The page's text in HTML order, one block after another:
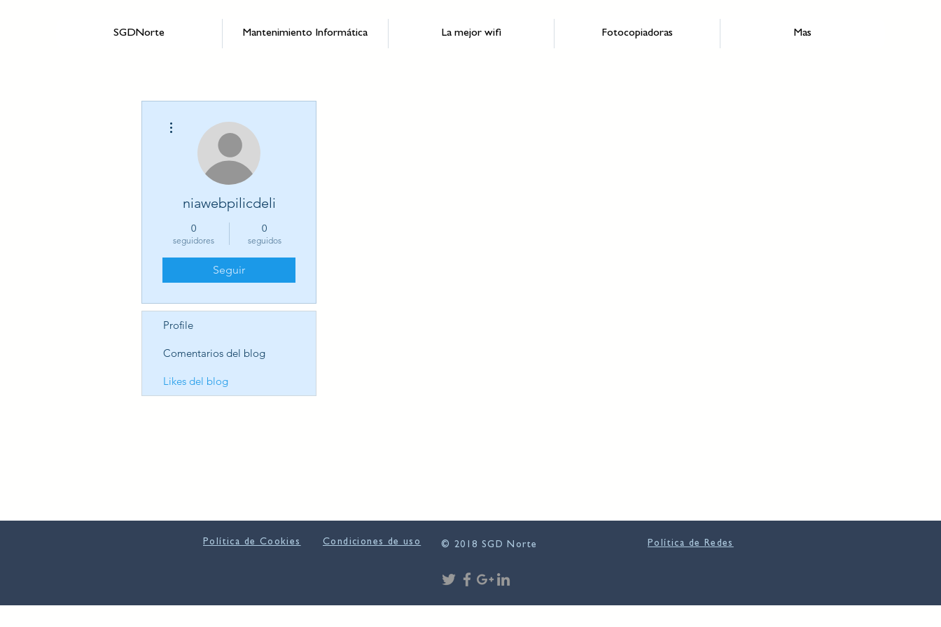
SGDNorte Mantenimiento Informática La mejor wifi Fotocopiadoras Mas
niawebpilicdeli
0
seguidores
0
seguidos
Seguir
Profile
Comentarios del blog
Likes del blog
Política de Cookies Condiciones de uso © 2018 SGD Norte Política de Redes